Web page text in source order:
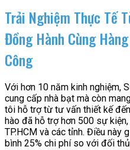
Trải Nghiệm Thực Tế
Đồng Hành Cùng
Công
Với hơn 10 năm kinh nghiệm,
cung cấp nhà bạt mà còn
tôi hỗ trợ từ tư vấn thiết kế
hào đã hỗ trợ hơn 500 sự
TP.HCM và các tỉnh. Điều này
bình 25% chi phí so với đối